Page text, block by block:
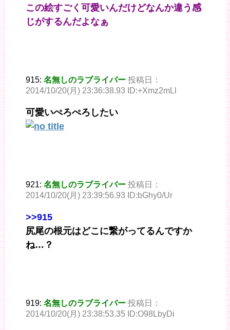
この絵すごく可愛いんだけどなんか違う感
じがするんだよなぁ
915: 名無しのラブライバー 投稿日：
2014/10/20(月) 23:36:38.93 ID:+Xmz2mLl
可愛いぺろぺろしたい
921: 名無しのラブライバー 投稿日：
2014/10/20(月) 23:39:56.93 ID:bGhy0/Ur
>>915
尻尾の根元はどこに繋がってるんですか
ね…？
919: 名無しのラブライバー 投稿日：
2014/10/20(月) 23:38:53.35 ID:O98LbyDi